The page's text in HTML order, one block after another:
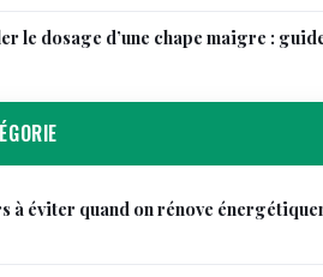
le dosage d’une chape maigre :
à éviter quand on rénove